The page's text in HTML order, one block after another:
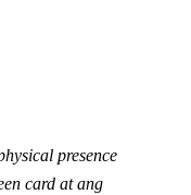
presence
card at ang